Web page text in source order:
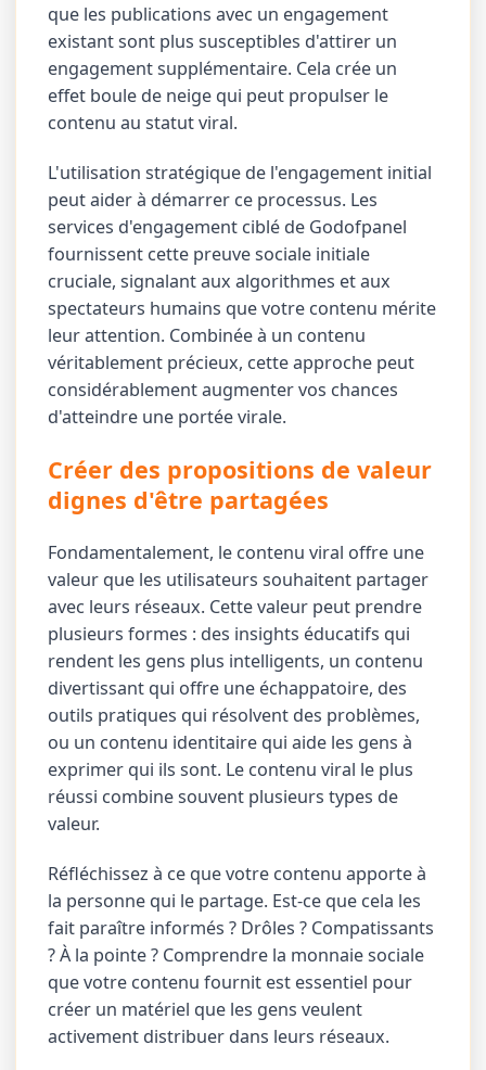
que les publications avec un engagement
existant sont plus susceptibles d'attirer un
engagement supplémentaire. Cela crée un
effet boule de neige qui peut propulser le
contenu au statut viral.
L'utilisation stratégique de l'engagement initial
peut aider à démarrer ce processus. Les
services d'engagement ciblé de Godofpanel
fournissent cette preuve sociale initiale
cruciale, signalant aux algorithmes et aux
spectateurs humains que votre contenu mérite
leur attention. Combinée à un contenu
véritablement précieux, cette approche peut
considérablement augmenter vos chances
d'atteindre une portée virale.
Créer des propositions de valeur
dignes d'être partagées
Fondamentalement, le contenu viral offre une
valeur que les utilisateurs souhaitent partager
avec leurs réseaux. Cette valeur peut prendre
plusieurs formes : des insights éducatifs qui
rendent les gens plus intelligents, un contenu
divertissant qui offre une échappatoire, des
outils pratiques qui résolvent des problèmes,
ou un contenu identitaire qui aide les gens à
exprimer qui ils sont. Le contenu viral le plus
réussi combine souvent plusieurs types de
valeur.
Réfléchissez à ce que votre contenu apporte à
la personne qui le partage. Est-ce que cela les
fait paraître informés ? Drôles ? Compatissants
? À la pointe ? Comprendre la monnaie sociale
que votre contenu fournit est essentiel pour
créer un matériel que les gens veulent
activement distribuer dans leurs réseaux.